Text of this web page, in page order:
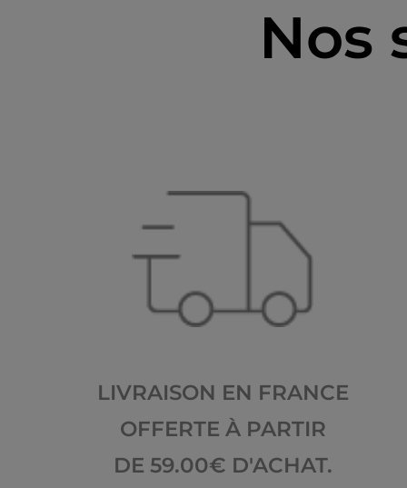
Nos
LIVRAISON EN FRANCE
OFFERTE À PARTIR
DE 59.00€ D'ACHAT.